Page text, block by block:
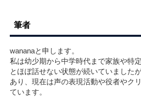
筆者
wananaと申します。
私は幼少期から中学時代まで家族や特
とほぼ話せない状態が続いていました
あり、現在は声の表現活動や役者やク
ています。